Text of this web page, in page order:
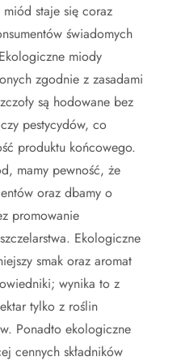
staje się coraz
świadomych
miody
zgodnie z zasadami
są hodowane bez
pestycydów, co
produktu końcowego.
mamy pewność, że
oraz dbamy o
promowanie
Ekologiczne
smak oraz aromat
wynika to z
tylko z roślin
Ponadto ekologiczne
cennych składników